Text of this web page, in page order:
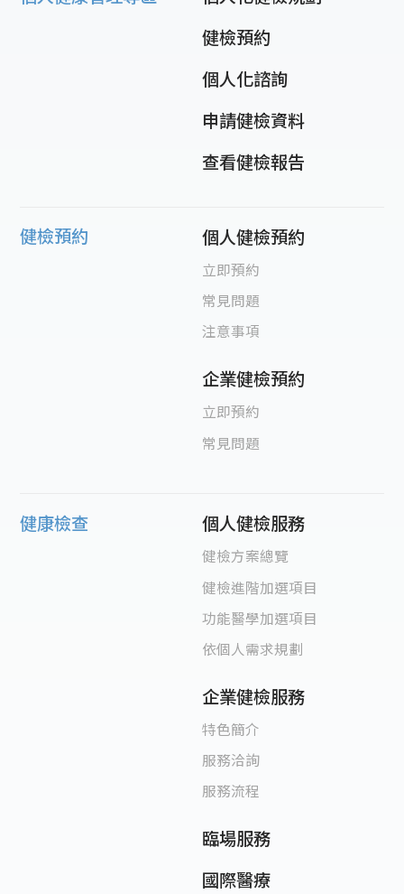
健檢預約
個人化諮詢
申請健檢資料
查看健檢報告
健檢預約 個人健檢預約
立即預約
常見問題
注意事項
企業健檢預約
立即預約
常見問題
健康檢查 個人健檢服務
健檢方案總覽
健檢進階加選項目
功能醫學加選項目
依個人需求規劃
企業健檢服務
特色簡介
服務洽詢
服務流程
臨場服務
國際醫療